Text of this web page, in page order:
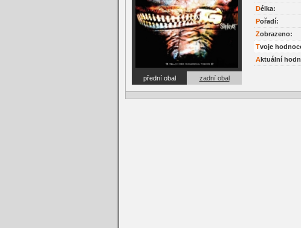
přední obal zadní obal
Délka:
Pořadí:
Zobrazeno:
Tvoje
Aktuální